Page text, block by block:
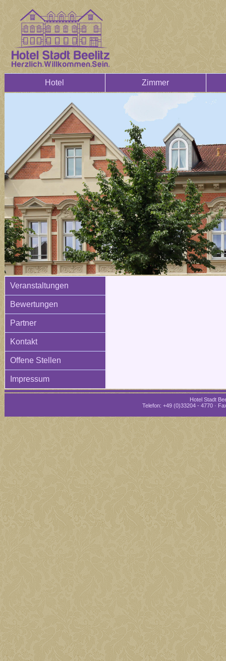
Hotel Zimmer
Veranstaltungen
Bewertungen
Partner
Kontakt
Offene Stellen
Impressum
Hotel Stadt
Telefon: +49 (0)33204 - 4770 ·